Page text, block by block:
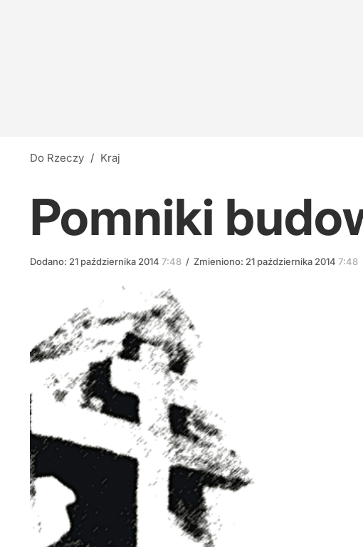
23
Do Rzeczy / Kraj
Pomniki
Dodano: 21 października 2014 7:48 / Zmieniono: 21 października 2014 7:48